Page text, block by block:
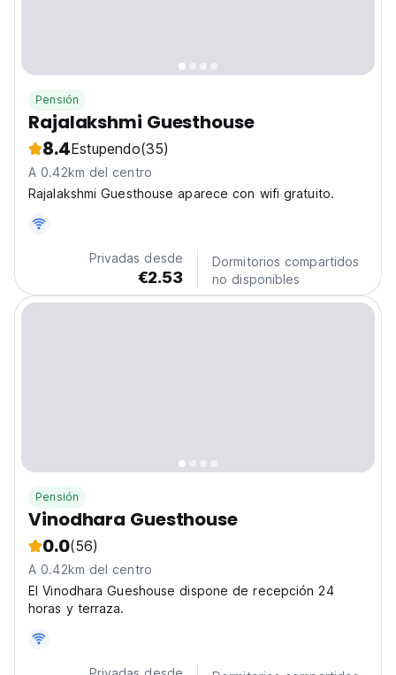
Pensión
Rajalakshmi Guesthouse
8.4Estupendo(35)
A 0.42km del centro
Rajalakshmi Guesthouse aparece con wifi gratuito.
Privadas desde
€2.53
Dormitorios compartidos
no disponibles
Pensión
Vinodhara Guesthouse
0.0(56)
A 0.42km del centro
El Vinodhara Gueshouse dispone de recepción 24
horas y terraza.